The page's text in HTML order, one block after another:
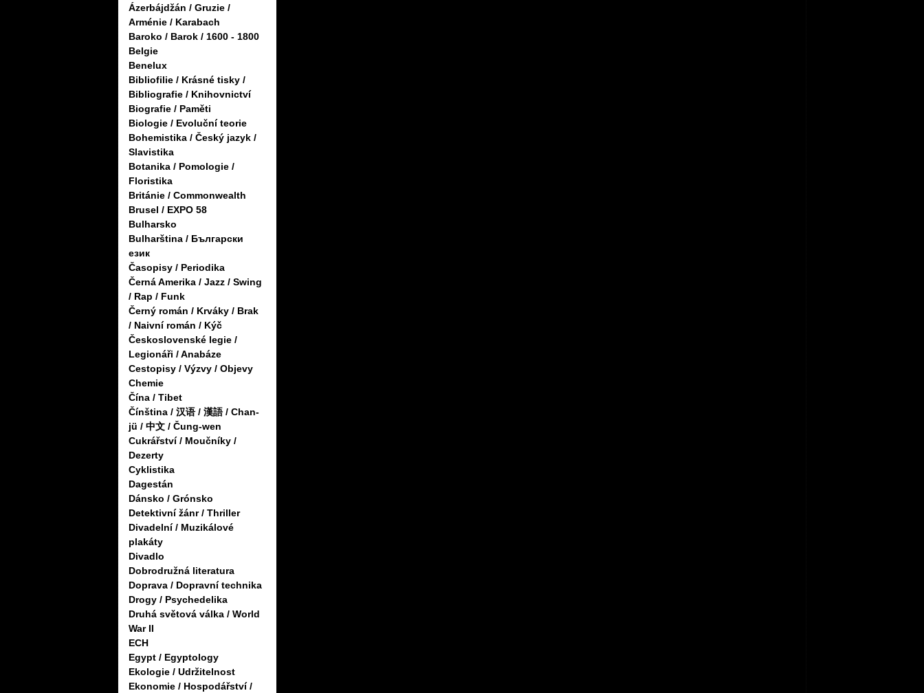
Ázerbájdžán / Gruzie /
Arménie / Karabach
Baroko / Barok / 1600 - 1800
Belgie
Benelux
Bibliofilie / Krásné tisky /
Bibliografie / Knihovnictví
Biografie / Paměti
Biologie / Evoluční teorie
Bohemistika / Český jazyk /
Slavistika
Botanika / Pomologie /
Floristika
Británie / Commonwealth
Brusel / EXPO 58
Bulharsko
Bulharština / Български
език
Časopisy / Periodika
Černá Amerika / Jazz / Swing
/ Rap / Funk
Černý román / Krváky / Brak
/ Naivní román / Kýč
Československé legie /
Legionáři / Anabáze
Cestopisy / Výzvy / Objevy
Chemie
Čína / Tibet
Čínština / 汉语 / 漢語 / Chan-
jü / 中文 / Čung-wen
Cukrářství / Moučníky /
Dezerty
Cyklistika
Dagestán
Dánsko / Grónsko
Detektivní žánr / Thriller
Divadelní / Muzikálové
plakáty
Divadlo
Dobrodružná literatura
Doprava / Dopravní technika
Drogy / Psychedelika
Druhá světová válka / World
War II
ECH
Egypt / Egyptology
Ekologie / Udržitelnost
Ekonomie / Hospodářství /